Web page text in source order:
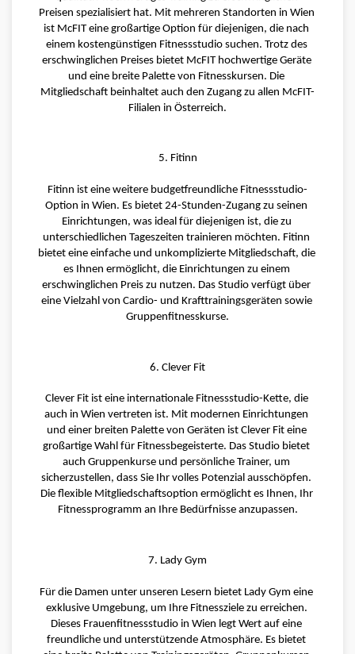
Preisen spezialisiert hat. Mit mehreren Standorten in Wien
ist McFIT eine großartige Option für diejenigen, die nach
einem kostengünstigen Fitnessstudio suchen. Trotz des
erschwinglichen Preises bietet McFIT hochwertige Geräte
und eine breite Palette von Fitnesskursen. Die
Mitgliedschaft beinhaltet auch den Zugang zu allen McFIT-
Filialen in Österreich.
5. Fitinn
Fitinn ist eine weitere budgetfreundliche Fitnessstudio-
Option in Wien. Es bietet 24-Stunden-Zugang zu seinen
Einrichtungen, was ideal für diejenigen ist, die zu
unterschiedlichen Tageszeiten trainieren möchten. Fitinn
bietet eine einfache und unkomplizierte Mitgliedschaft, die
es Ihnen ermöglicht, die Einrichtungen zu einem
erschwinglichen Preis zu nutzen. Das Studio verfügt über
eine Vielzahl von Cardio- und Krafttrainingsgeräten sowie
Gruppenfitnesskurse.
6. Clever Fit
Clever Fit ist eine internationale Fitnessstudio-Kette, die
auch in Wien vertreten ist. Mit modernen Einrichtungen
und einer breiten Palette von Geräten ist Clever Fit eine
großartige Wahl für Fitnessbegeisterte. Das Studio bietet
auch Gruppenkurse und persönliche Trainer, um
sicherzustellen, dass Sie Ihr volles Potenzial ausschöpfen.
Die flexible Mitgliedschaftsoption ermöglicht es Ihnen, Ihr
Fitnessprogramm an Ihre Bedürfnisse anzupassen.
7. Lady Gym
Für die Damen unter unseren Lesern bietet Lady Gym eine
exklusive Umgebung, um Ihre Fitnessziele zu erreichen.
Dieses Frauenfitnessstudio in Wien legt Wert auf eine
freundliche und unterstützende Atmosphäre. Es bietet